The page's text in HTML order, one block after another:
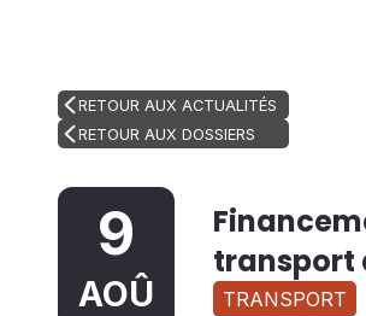
RETOUR AUX ACTUALITÉS
RETOUR AUX DOSSIERS
9
AOÛ
transport
TRANSPORT